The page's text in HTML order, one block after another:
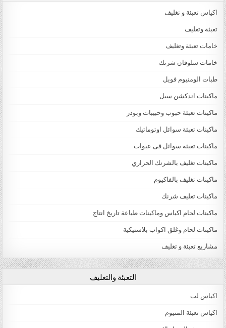
اكياس تعبئة و تغليف
تعبئة وتغليف
خامات تعبئة وتغليف
خامات سلوفان شرنك
طبات الومنيوم فويل
ماكينات اندكشن سيل
ماكينات تعبئة حبوب وحبيبات وبودر
ماكينات تعبئة سوائل اوتوماتيك
ماكينات تعبئة سوائل فى عبوات
ماكينات تغليف بالشرنك الحراري
ماكينات تغليف بالفاكيوم
ماكينات تغليف شرنك
ماكينات لحام اكياس وماكينات طباعة تاريخ انتاج
ماكينات لحام وغلق اكواب بلاستيكية
مشاريع تعبئة و تغليف
التعبئة والتغليف
اكياس لب
اكياس تعبئة المنيوم